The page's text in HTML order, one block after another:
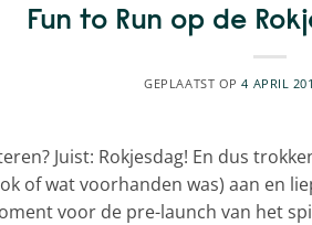
Fun to Run op de
GEPLAATST OP4 APRIL
Juist: Rokjesdag! En dus
of wat voorhanden was) aan en
voor de pre-launch van het